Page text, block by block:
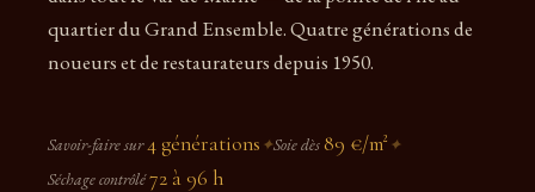
quartier du Grand Ensemble. Quatre générations de
noueurs et de restaurateurs depuis 1950.
Savoir-faire sur4 générations ✦Soie dès 89 €/m² ✦
Séchage contrôlé72 à 96 h